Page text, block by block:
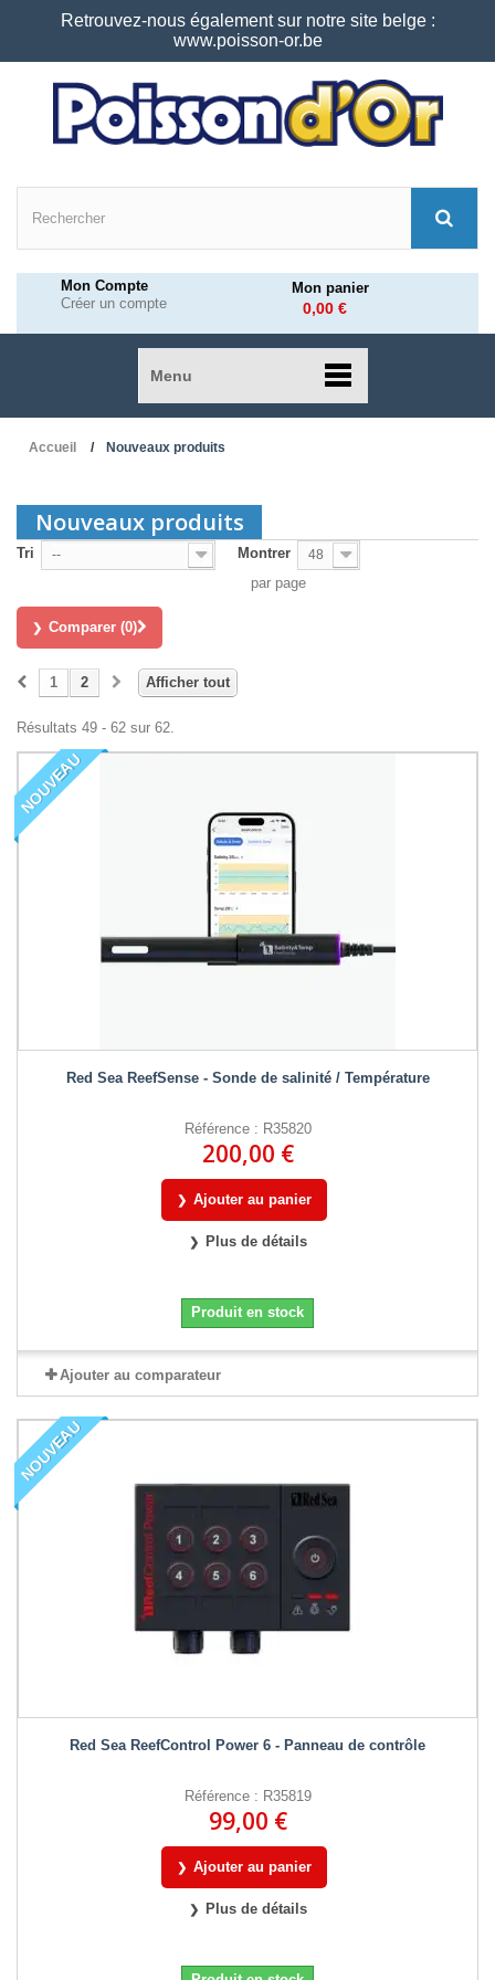
Retrouvez-nous également sur notre site belge :
www.poisson-or.be
Mon Compte
Créer un compte
Mon panier
0,00 €
Menu
Accueil Nouveaux produits
Nouveaux produits
Tri -- Montrer 48
par page
Comparer (0)
Afficher tout
1 2
Résultats 49 - 62 sur 62.
NOUVEAU
Red Sea ReefSense - Sonde de salinité / Température
Référence : R35820
200,00 €
Ajouter au panier
Plus de détails
Produit en stock
Ajouter au comparateur
NOUVEAU
Red Sea ReefControl Power 6 - Panneau de contrôle
Référence : R35819
99,00 €
Ajouter au panier
Plus de détails